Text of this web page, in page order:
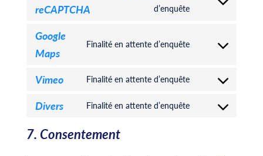
service
reCAPTCHA
d’enquête
Consent
service
Google
Maps
Finalité en attente d’enquête
Consent
service
Vimeo Finalité en attente d’enquête
Consent
Divers Finalité en attente d’enquête
Consent
7. Consentement